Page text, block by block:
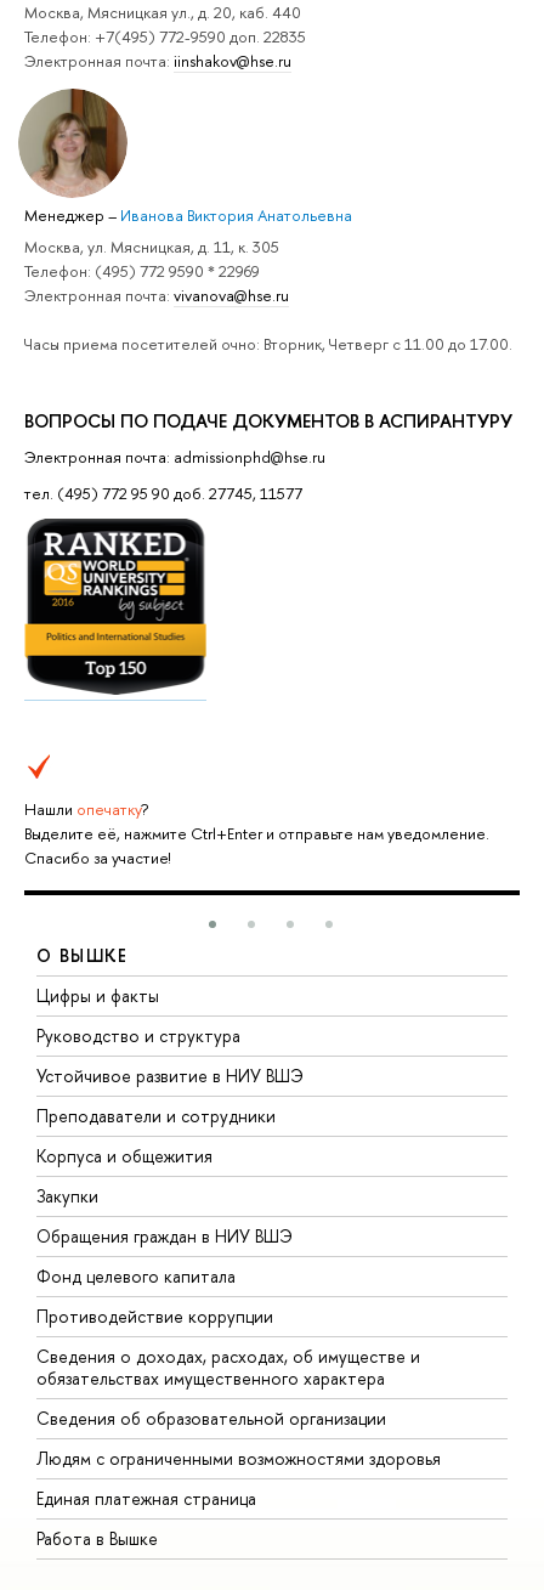
Москва, Мясницкая ул., д. 20, каб. 440
Телефон: +7(495) 772-9590 доп. 22835
Электронная почта: iinshakov@hse.ru
Менеджер – Иванова Виктория Анатольевна
Москва, ул. Мясницкая, д. 11, к. 305
Телефон: (495) 772 9590 * 22969
Электронная почта: vivanova@hse.ru
Часы приема посетителей очно: Вторник, Четверг с 11.00 до 17.00.
ВОПРОСЫ ПО ПОДАЧЕ ДОКУМЕНТОВ В АСПИРАНТУРУ
Электронная почта: admissionphd@hse.ru
тел. (495) 772 95 90 доб. 27745, 11577
Нашли опечатку?
Выделите её, нажмите Ctrl+Enter и отправьте нам уведомление.
Спасибо за участие!
О ВЫШКЕ
Цифры и факты
Руководство и структура
Устойчивое развитие в НИУ ВШЭ
Преподаватели и сотрудники
Корпуса и общежития
Закупки
Обращения граждан в НИУ ВШЭ
Фонд целевого капитала
Противодействие коррупции
Сведения о доходах, расходах, об имуществе и
обязательствах имущественного характера
Сведения об образовательной организации
Людям с ограниченными возможностями здоровья
Единая платежная страница
Работа в Вышке